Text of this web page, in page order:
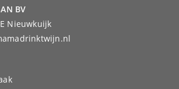
BV
Nieuwkuijk